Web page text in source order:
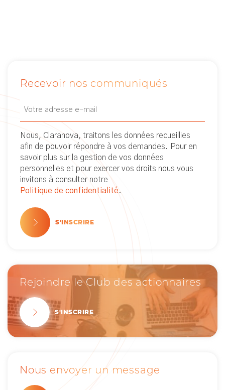
Recevoir nos communiqués
Newsletter
Nous, Claranova, traitons les données recueillies
afin de pouvoir répondre à vos demandes. Pour en
savoir plus sur la gestion de vos données
personnelles et pour exercer vos droits nous vous
invitons à consulter notre
Politique de confidentialité.
S'INSCRIRE
Rejoindre le Club des actionnaires
S'INSCRIRE
Nous envoyer un message